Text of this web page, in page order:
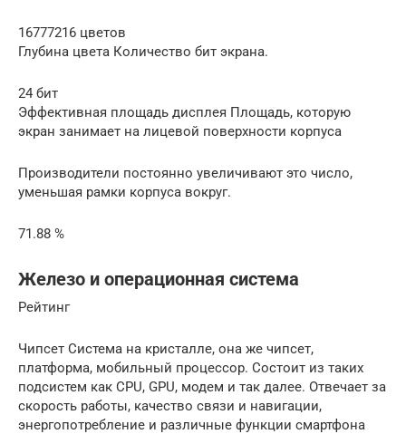
16777216 цветов
Глубина цвета Количество бит экрана.
24 бит
Эффективная площадь дисплея Площадь, которую
экран занимает на лицевой поверхности корпуса
Производители постоянно увеличивают это число,
уменьшая рамки корпуса вокруг.
71.88 %
Железо и операционная система
Рейтинг
Чипсет Система на кристалле, она же чипсет,
платформа, мобильный процессор. Состоит из таких
подсистем как CPU, GPU, модем и так далее. Отвечает за
скорость работы, качество связи и навигации,
энергопотребление и различные функции смартфона